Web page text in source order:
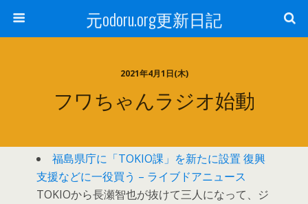
元odoru.org更新日記
2021年4月1日(木)
フワちゃんラジオ始動
福島県庁に「TOKIO課」を新たに設置 復興
支援などに一役買う – ライブドアニュース
TOKIOから長瀬智也が抜けて三人になって、ジ